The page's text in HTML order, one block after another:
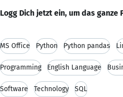
Logg Dich jetzt ein, um das ganze
MS Office Python Python pandas
Programming English Language
Software Technology SQL